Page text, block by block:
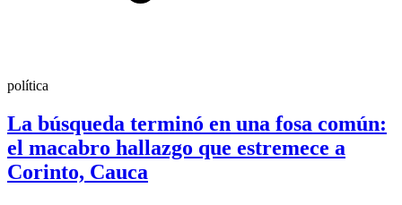
política
La búsqueda terminó en una fosa común:
el macabro hallazgo que estremece a
Corinto, Cauca